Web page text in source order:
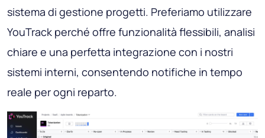
sistema di gestione progetti. Preferiamo utilizzare
YouTrack perché offre funzionalità flessibili, analisi
chiare e una perfetta integrazione con i nostri
sistemi interni, consentendo notifiche in tempo
reale per ogni reparto.